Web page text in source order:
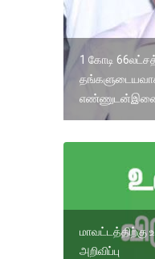
1 கோடி
மாவட்டத்திற்கு
அறிவிப்பு